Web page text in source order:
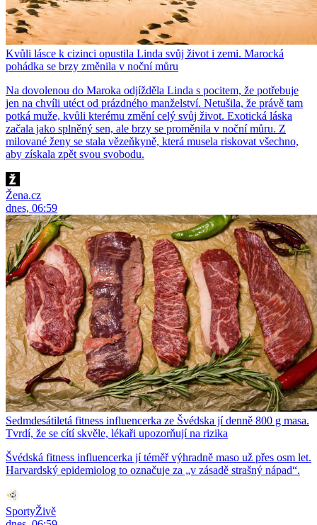
Kvůli lásce k cizinci opustila Linda svůj život i zemi. Marocká
pohádka se brzy změnila v noční můru
Na dovolenou do Maroka odjížděla Linda s pocitem, že potřebuje
jen na chvíli utéct od prázdného manželství. Netušila, že právě tam
potká muže, kvůli kterému změní celý svůj život. Exotická láska
začala jako splněný sen, ale brzy se proměnila v noční můru. Z
milované ženy se stala vězeňkyně, která musela riskovat všechno,
aby získala zpět svou svobodu.
Žena.cz
dnes, 06:59
Sedmdesátiletá fitness influencerka ze Švédska jí denně 800 g masa.
Tvrdí, že se cítí skvěle, lékaři upozorňují na rizika
Švédská fitness influencerka jí téměř výhradně maso už přes osm let.
Harvardský epidemiolog to označuje za „v zásadě strašný nápad“.
SportyŽivě